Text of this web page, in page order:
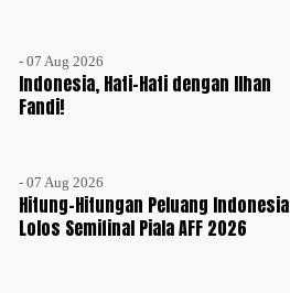
- 07 Aug 2026
Indonesia, Hati-Hati dengan Ilhan
Fandi!
- 07 Aug 2026
Hitung-Hitungan Peluang Indonesia
Lolos Semifinal Piala AFF 2026